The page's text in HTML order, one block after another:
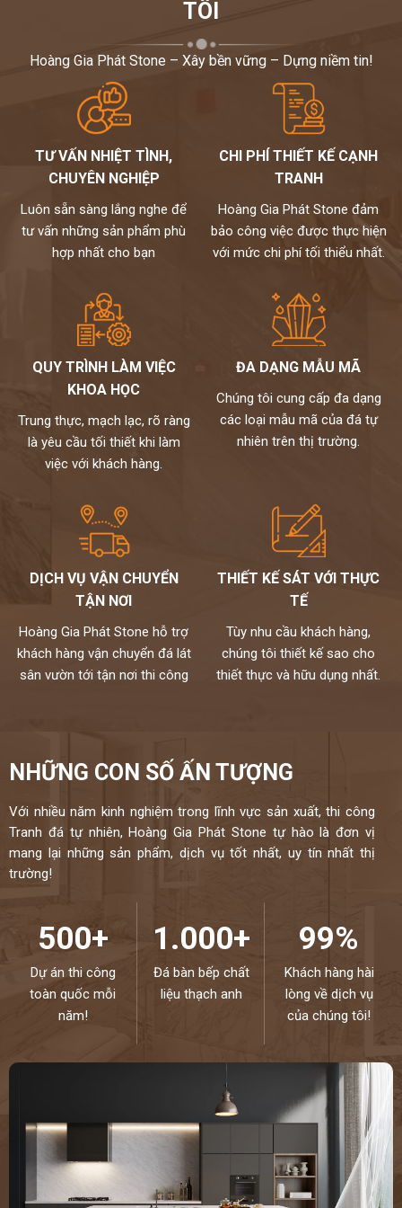
: Đá nhân tạo sở hữu độ dẻo dai cao nên khó bị sứt
vỡ. Nhưng khả năng chống thấm và chống trày xước của đá nhân
tạo kém hơn so với 2 dòng đá trên. Đá sở hữu nhiều tông màu sáng
cùng nhiều vân đá đẹp. Giá thành của đá nhân tạo ở mức vừa phải,
tuy nhiên dòng đá này chỉ phù hợp cho vị trí cổ bậc, bạn không nên
chọn đá nhân tạo để ốp mặt bậc cầu thang vì sau thời gian dài sử
dụng và chịu tác động của mọi người đi lại nhiều đá sẽ bị xước gây
Đá nung kết với màu sắc sặc sỡ,độ bóng cao..cũng được nhiều gia
chủ lựa chọn
Càng ngày, Đá ốp cầu thang càng đa dạng và khách hàng sẽ có
nhiều sự lựa chọn để sở hữu một công trình đá ốp cầu thang đẹp
ốp cầu thang mình đang quan tâm hãy liên hệ ngay tới hotline:
0972101656 - 0946916986 của hoàng gia phát, chúng tôi sẽ sẵn
sàng hỗ trợ và giả đáp mọi thắc mắc 24/7.
Tại Hà Nội, để tìm được đơn vị thi công đá ốp cầu thang đẹp,
chất lượng và giá cả hợp lý, quý khách hàng có thể liên hệ với
hoàng gia phát
Với trên 20 năm hoạt động, Hoàng gia phát đã thi công vô số
các công trình đá ốp lát nói chung và thi công đá ốp cầu thang
nói riêng. Bằng kinh nghiệm và chuyên môn cao, các sản phẩm
TÔI
Hoàng Gia Phát Stone – Xây bền vững – Dựng niềm tin!
TƯ VẤN NHIỆT TÌNH,
CHUYÊN NGHIỆP
Luôn sẵn sàng lắng nghe để
tư vấn những sản phẩm phù
hợp nhất cho bạn
CHI PHÍ THIẾT KẾ CẠNH
TRANH
Hoàng Gia Phát Stone đảm
bảo công việc được thực hiện
với mức chi phí tối thiểu nhất.
QUY TRÌNH LÀM VIỆC
KHOA HỌC
Trung thực, mạch lạc, rõ ràng
là yêu cầu tối thiết khi làm
việc với khách hàng.
ĐA DẠNG MẪU MÃ
Chúng tôi cung cấp đa dạng
các loại mẫu mã của đá tự
nhiên trên thị trường.
DỊCH VỤ VẬN CHUYỂN
TẬN NƠI
Hoàng Gia Phát Stone hỗ trợ
khách hàng vận chuyển đá lát
sân vườn tới tận nơi thi công
THIẾT KẾ SÁT VỚI THỰC
TẾ
Tùy nhu cầu khách hàng,
chúng tôi thiết kế sao cho
thiết thực và hữu dụng nhất.
NHỮNG CON SỐ ẤN TƯỢNG
Với nhiều năm kinh nghiệm trong lĩnh vực sản xuất, thi công
Tranh đá tự nhiên, Hoàng Gia Phát Stone tự hào là đơn vị
mang lại những sản phẩm, dịch vụ tốt nhất, uy tín nhất thị
trường!
500+
Dự án thi công
toàn quốc mỗi
năm!
1.000+
Đá bàn bếp chất
liệu thạch anh
99%
Khách hàng hài
lòng về dịch vụ
của chúng tôi!